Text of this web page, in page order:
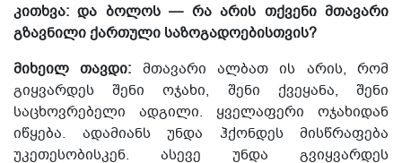
კითხვა: და ბოლოს — რა არის თქვენი მთავარი
გზავნილი ქართული საზოგადოებისთვის?
მიხეილ თავდი: მთავარი ალბათ ის არის, რომ
გიყვარდეს შენი ოჯახი, შენი ქვეყანა, შენი
საცხოვრებელი ადგილი. ყველაფერი ოჯახიდან
იწყება. ადამიანს უნდა ჰქონდეს მისწრაფება
უკეთესობისკენ. ასევე უნდა გვიყვარდეს